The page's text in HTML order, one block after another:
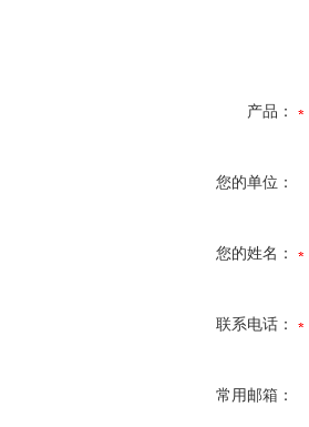
产品：
您的单位：
您的姓名：
联系电话：
常用邮箱：